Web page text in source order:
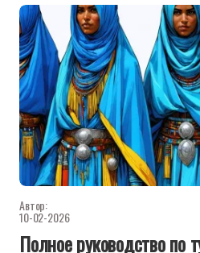
Автор:
10-02-2026
Полное руководство по